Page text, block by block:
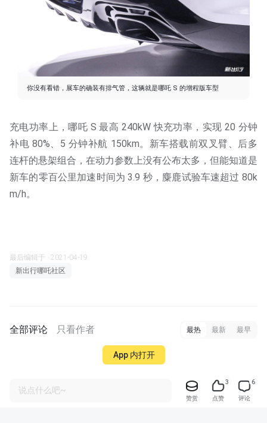
你没有看错，展车的确装有排气管，这辆就是哪吒 S 的增程版车型
充电功率上，哪吒 S 最高 240kW 快充功率，实现 20 分钟
补电 80%、5 分钟补航 150km。新车搭载前双叉臂、后多
连杆的悬架组合，在动力参数上没有公布太多，但能知道是
新车的零百公里加速时间为 3.9 秒，麋鹿试验车速超过 80k
m/h。
最后编辑于 · 2021-04-19
新出行哪吒社区
全部评论 只看作者 最热 最新 最早
App 内打开
说点什么吧~
赞赏
3
点赞
6
评论